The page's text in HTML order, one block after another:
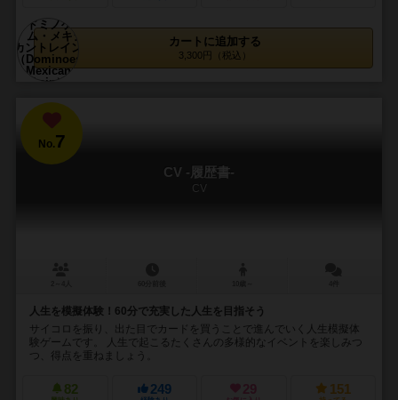
カートに追加する
3,300円（税込）
No.7
CV -履歴書-
CV
人生を模擬体験！60分で充実した人生を目指そう
サイコロを振り、出た目でカードを買うことで進んでいく人生模擬体
験ゲームです。 人生で起こるたくさんの多様的なイベントを楽しみつ
つ、得点を重ねましょう。
82 249 29 151